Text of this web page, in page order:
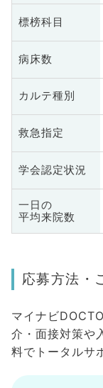
標榜科目
病床数
カルテ種別
救急指定
学会認定状況
一日の
平均来院数
応募方法・
マイナビ
介・面接対策や
料でトータルサ